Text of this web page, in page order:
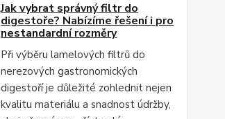
Jak vybrat správný filtr do
digestoře? Nabízíme řešení i pro
nestandardní rozměry
Při výběru lamelových filtrů do
nerezových gastronomických
digestoří je důležité zohlednit nejen
kvalitu materiálu a snadnost údržby,